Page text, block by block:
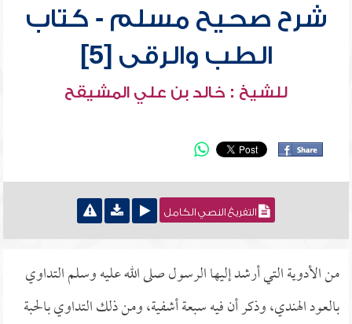
شرح صحيح مسلم - كتاب
الطب والرقى [5]
للشيخ : خالد بن علي المشيقح
التفريغ النصي الكامل
من الأدوية التي أرشد إليها الرسول صلى الله عليه وسلم التداوي
بالعود الهندي، وذكر أن فيه سبعة أشفية، ومن ذلك التداوي بالحبة